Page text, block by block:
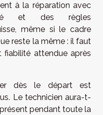
à la réparation avec
et des règles
même si le cadre
reste la même : il faut
fiabilité attendue après
dès le départ est
Le technicien aura-t-
pendant toute la